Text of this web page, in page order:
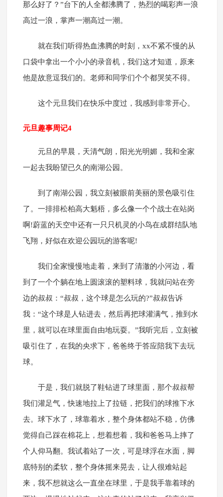
那么好了？”台下的人全都沸腾了，热烈的喝彩声一浪
高过一浪，掌声一潮高过一潮。
就在我们听得热血沸腾的时刻，xx不紧不慢的从
口袋中拿出一个小小的录音机，我们这才知道，原来
他是故意逗我们的。老师和同学们个个都哭笑不得。
这个元旦我们在快乐中度过，我感到非常开心。
元旦趣事周记4
元旦的早晨，天清气朗，阳光光明媚，我和全家
一起去我盼望已久的南湖公园。
到了南湖公园，我立刻被眼前美丽的景色吸引住
了。一排排松柏高大魁梧，多么像一个个战士在站岗
啊!蔚蓝的天空中还有一只只机灵的小鸟在成群结队地
飞翔，好似在欢迎公园玩的游客呢!
我们全家慢慢地走着，来到了清澈的小河边，看
到了一个个躺在地上圆滚滚的塑料球，我就问站在旁
边的叔叔：“叔叔，这个球是怎么玩的?”叔叔告诉
我：“这个球是人钻进去，然后再把球灌满气，推到水
里，就可以在球里面自由地玩耍。”我听完后，立刻被
吸引住了，在我的央求下，爸爸终于答应陪我下去玩
球。
于是，我们就脱了鞋钻进了球里面，那个叔叔帮
我们灌足气，快速地拉上了拉链，把我们的球推下水
去。球下水了，球靠着水，整个身体都站不稳，仿佛
觉得自己踩在棉花上，想着想着，我和爸爸马上摔了
个人仰马翻。我试着站了一次，可是球浮在水面，脚
底特别的柔软，整个身体摇来晃去，让人很难站起
来，我不想就这么一直坐在球里，于是我手靠着球的